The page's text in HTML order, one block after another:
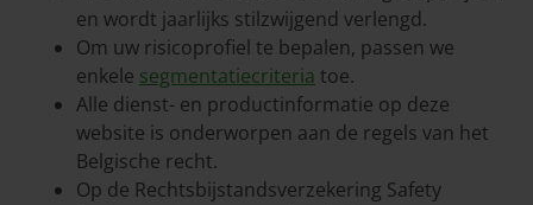
en wordt jaarlijks stilzwijgend verlengd.
Om uw risicoprofiel te bepalen, passen we
enkele segmentatiecriteria toe.
Alle dienst- en productinformatie op deze
website is onderworpen aan de regels van het
Belgische recht.
Op de Rechtsbijstandsverzekering Safety